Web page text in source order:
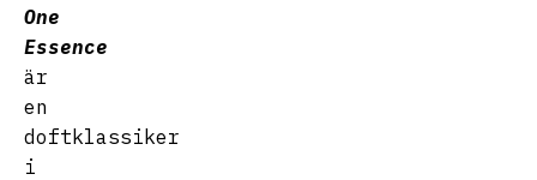
One
Essence
är
en
doftklassiker
i